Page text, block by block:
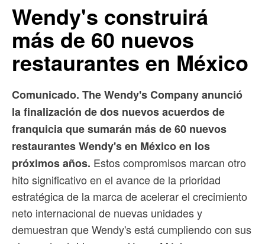
Wendy's construirá
más de 60 nuevos
restaurantes en México
Comunicado. The Wendy's Company anunció
la finalización de dos nuevos acuerdos de
franquicia que sumarán más de 60 nuevos
restaurantes Wendy's en México en los
próximos años. Estos compromisos marcan otro
hito significativo en el avance de la prioridad
estratégica de la marca de acelerar el crecimiento
neto internacional de nuevas unidades y
demuestran que Wendy's está cumpliendo con sus